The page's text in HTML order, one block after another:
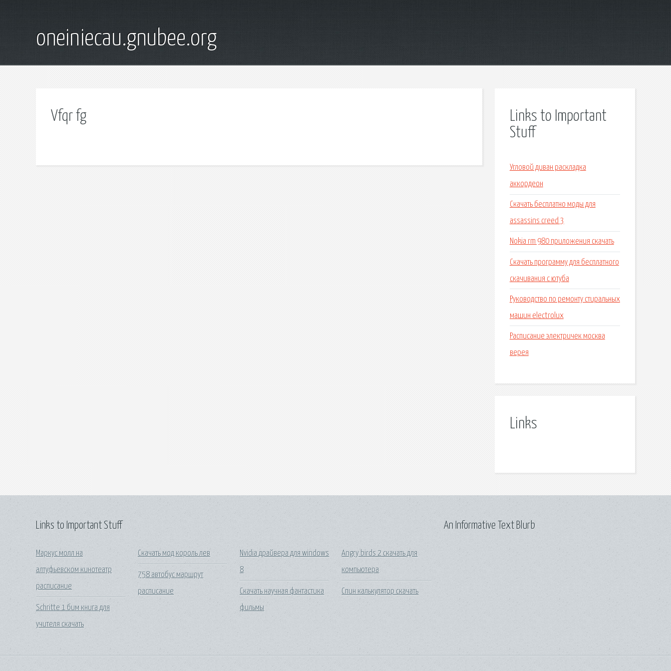
oneiniecau.gnubee.org
Vfqr fg
Links to Important
Stuff
Угловой диван раскладка
аккордеон
Скачать бесплатно моды для
assassins creed 3
Nokia rm 980 приложения скачать
Скачать программу для бесплатного
скачивания с ютуба
Руководство по ремонту стиральных
машин electrolux
Расписание электричек москва
верея
Links
Links to Important Stuff
Маркус молл на
алтуфьевском кинотеатр
расписание
Schritte 1 бим книга для
учителя скачать
Скачать мод король лев
758 автобус маршрут
расписание
Nvidia драйвера для windows
8
Скачать научная фантастика
фильмы
Angry birds 2 скачать для
компьютера
Спин калькулятор скачать
An Informative Text Blurb